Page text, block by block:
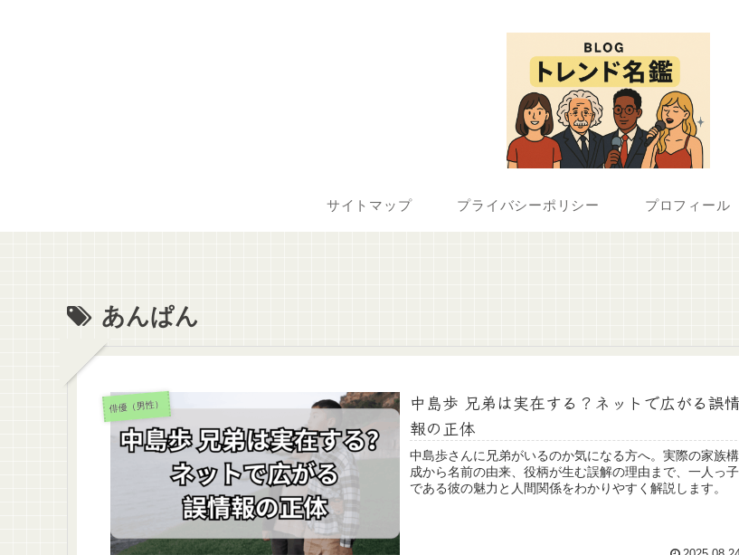
サイトマップ プライバシーポリシー プロフィール
あんぱん
俳優（男性）
中島歩 兄弟は実在する？ネットで広がる誤情
報の正体
中島歩さんに兄弟がいるのか気になる方へ。実際の家族構
成から名前の由来、役柄が生む誤解の理由まで、一人っ子
である彼の魅力と人間関係をわかりやすく解説します。